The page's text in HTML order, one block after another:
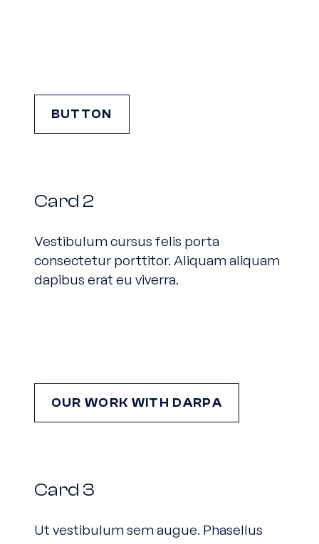
BUTTON
Card 2
Vestibulum cursus felis porta
consectetur porttitor. Aliquam aliquam
dapibus erat eu viverra.
OUR WORK WITH DARPA
Card 3
Ut vestibulum sem augue. Phasellus